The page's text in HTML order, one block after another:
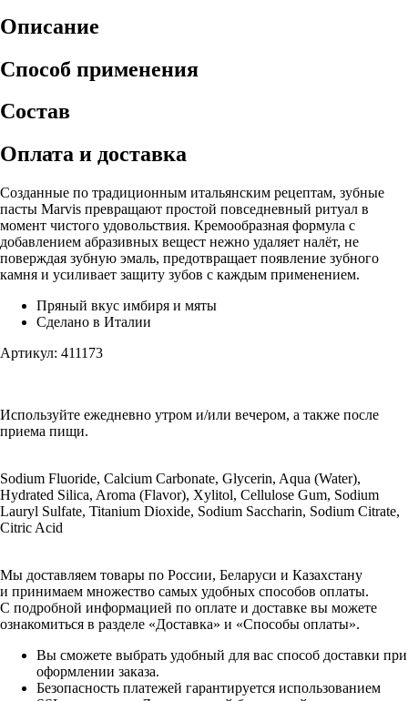
Описание
Способ применения
Состав
Оплата и доставка
Созданные по традиционным итальянским рецептам, зубные
пасты Marvis превращают простой повседневный ритуал в
момент чистого удовольствия. Кремообразная формула с
добавлением абразивных вещест нежно удаляет налёт, не
поверждая зубную эмаль, предотвращает появление зубного
камня и усиливает защиту зубов с каждым применением.
Пряный вкус имбиря и мяты
Сделано в Италии
Артикул: 411173
Используйте ежедневно утром и/или вечером, а также после
приема пищи.
Sodium Fluoride, Calcium Carbonate, Glycerin, Aqua (Water),
Hydrated Silica, Aroma (Flavor), Xylitol, Cellulose Gum, Sodium
Lauryl Sulfate, Titanium Dioxide, Sodium Saccharin, Sodium Citrate,
Citric Acid
Мы доставляем товары по России, Беларуси и Казахстану
и принимаем множество самых удобных способов оплаты.
С подробной информацией по оплате и доставке вы можете
ознакомиться в разделе «Доставка» и «Способы оплаты».
Вы сможете выбрать удобный для вас способ доставки при
оформлении заказа.
Безопасность платежей гарантируется использованием